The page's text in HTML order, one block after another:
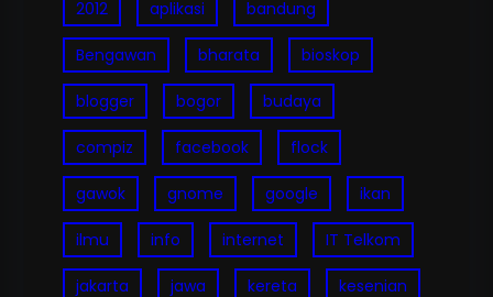
2012 aplikasi bandung
Bengawan bharata bioskop
blogger bogor budaya
compiz facebook flock
gawok gnome google ikan
ilmu info internet IT Telkom
jakarta jawa kereta kesenian